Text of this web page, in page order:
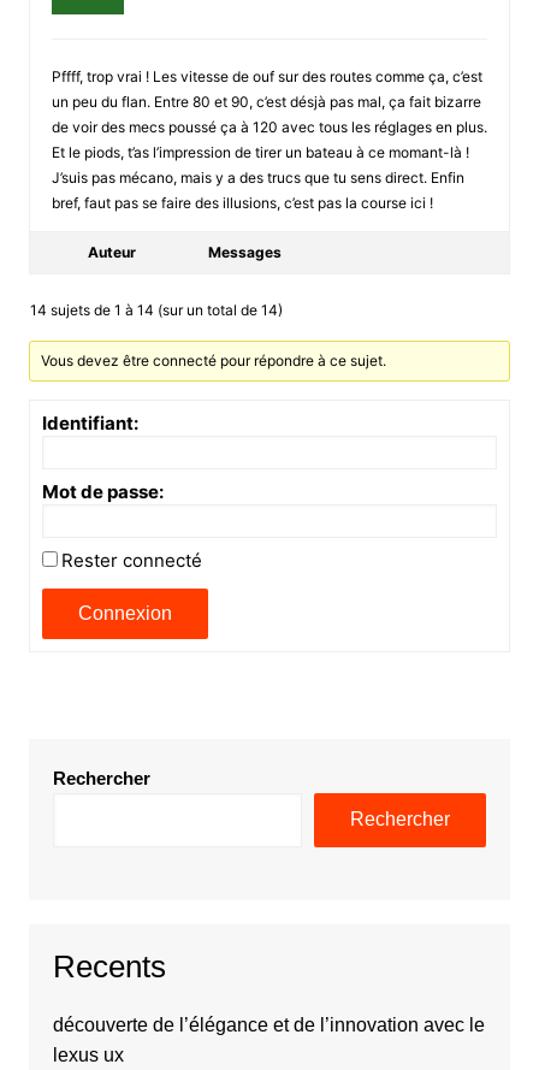
Pffff, trop vrai ! Les vitesse de ouf sur des routes comme ça, c’est
un peu du flan. Entre 80 et 90, c’est désjà pas mal, ça fait bizarre
de voir des mecs poussé ça à 120 avec tous les réglages en plus.
Et le piods, t’as l’impression de tirer un bateau à ce momant-là !
J’suis pas mécano, mais y a des trucs que tu sens direct. Enfin
bref, faut pas se faire des illusions, c’est pas la course ici !
Auteur Messages
14 sujets de 1 à 14 (sur un total de 14)
Vous devez être connecté pour répondre à ce sujet.
Identifiant:
Mot de passe:
Rester connecté
Connexion
Rechercher
Rechercher
Recents
découverte de l’élégance et de l’innovation avec le
lexus ux